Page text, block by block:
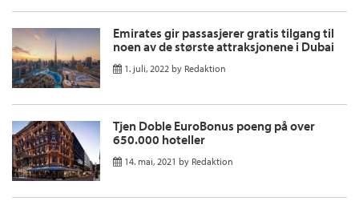
Emirates gir passasjerer gratis tilgang til
noen av de største attraksjonene i Dubai
1. juli, 2022 by Redaktion
Tjen Doble EuroBonus poeng på over
650.000 hoteller
14. mai, 2021 by Redaktion